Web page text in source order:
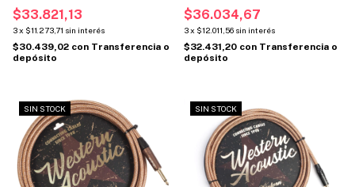
$33.821,13
3x $11.273,71 sin interés
$30.439,02 con Transferencia o
depósito
$36.034,67
3x $12.011,56 sin interés
$32.431,20 con Transferencia o
depósito
SIN STOCK SIN STOCK